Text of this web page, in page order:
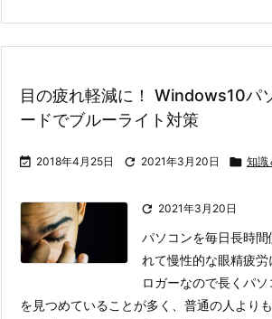
目の疲れ軽減に！ Windows10パ
ードでブルーライト対策
 2018年4月25日  2021年3月20日  知識
 2021年3月20日
パソコンを毎日長時
れて慢性的な眼精疲
ロガーなので長くパ
を見つめていることが多く、普通の人より